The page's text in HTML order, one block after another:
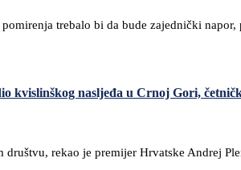
trebalo bi da bude zajednički
kvislinškog nasljeđa u Crnoj Gori,
društvu, rekao je premijer Hrvatske